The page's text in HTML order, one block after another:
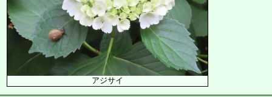
アジサイ